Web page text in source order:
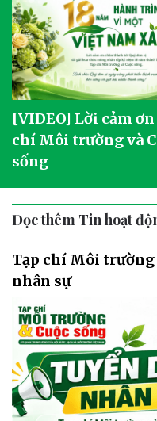
[VIDEO] Lời cảm ơn
chí Môi trường và
sống
Đọc thêm Tin hoạt
Tạp chí Môi trường
nhân sự